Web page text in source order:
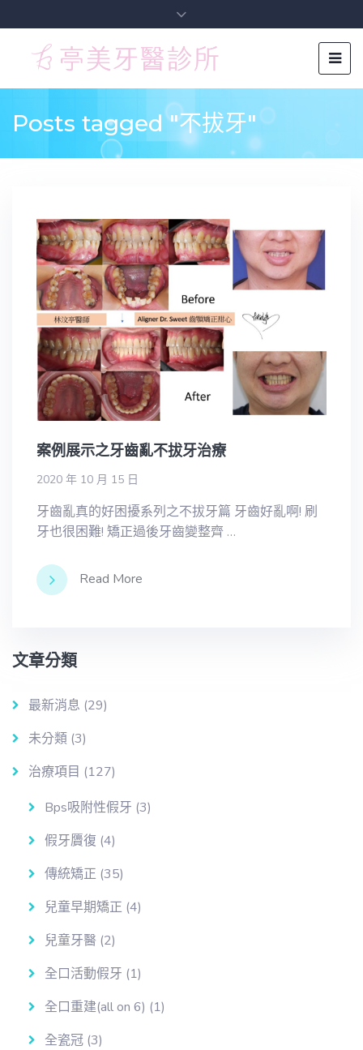
Posts tagged "不拔牙"
案例展示之牙齒亂不拔牙治療
2020 年 10 月 15 日
牙齒亂真的好困擾系列之不拔牙篇 牙齒好亂啊! 刷
牙也很困難! 矯正過後牙齒變整齊 …
Read More
文章分類
最新消息 (29)
未分類 (3)
治療項目 (127)
Bps吸附性假牙 (3)
假牙贗復 (4)
傳統矯正 (35)
兒童早期矯正 (4)
兒童牙醫 (2)
全口活動假牙 (1)
全口重建(all on 6) (1)
全瓷冠 (3)